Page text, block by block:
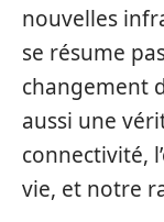
nouvelles
se résume
changement
aussi une
connectivité,
vie, et notre